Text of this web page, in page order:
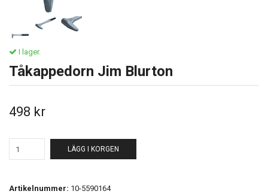
I lager.
Tåkappedorn Jim Blurton
498 kr
LÄGG I KORGEN
Artikelnummer: 10-5590164